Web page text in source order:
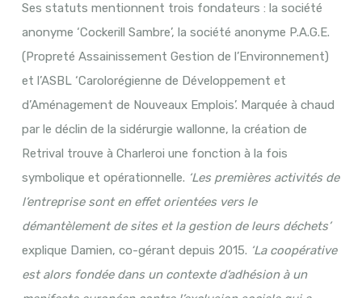
Ses statuts mentionnent trois fondateurs : la société
anonyme ‘Cockerill Sambre’, la société anonyme P.A.G.E.
(Propreté Assainissement Gestion de l’Environnement)
et l’ASBL ‘Carolorégienne de Développement et
d’Aménagement de Nouveaux Emplois’. Marquée à chaud
par le déclin de la sidérurgie wallonne, la création de
Retrival trouve à Charleroi une fonction à la fois
symbolique et opérationnelle. ‘Les premières activités de
l’entreprise sont en effet orientées vers le
démantèlement de sites et la gestion de leurs déchets’
explique Damien, co-gérant depuis 2015. ‘La coopérative
est alors fondée dans un contexte d’adhésion à un